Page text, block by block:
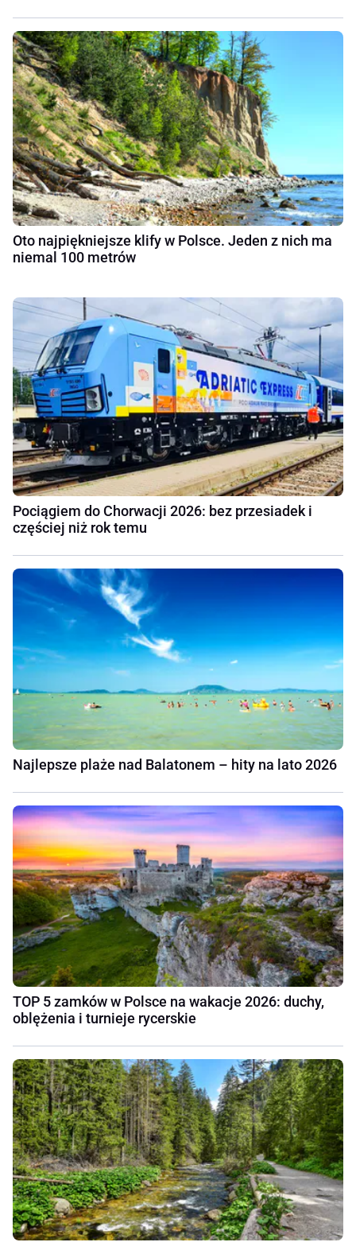
Oto najpiękniejsze klify w Polsce. Jeden z nich ma
niemal 100 metrów
Pociągiem do Chorwacji 2026: bez przesiadek i
częściej niż rok temu
Najlepsze plaże nad Balatonem – hity na lato 2026
TOP 5 zamków w Polsce na wakacje 2026: duchy,
oblężenia i turnieje rycerskie